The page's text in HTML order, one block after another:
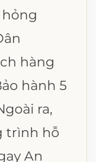
hàng
hành 5
ra,
trình hỗ
An